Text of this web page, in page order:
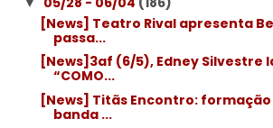
[News] Teatro Rival apresenta
passa...
[News]3af (6/5), Edney Silvestre
“COMO...
[News] Titãs Encontro:
banda ...